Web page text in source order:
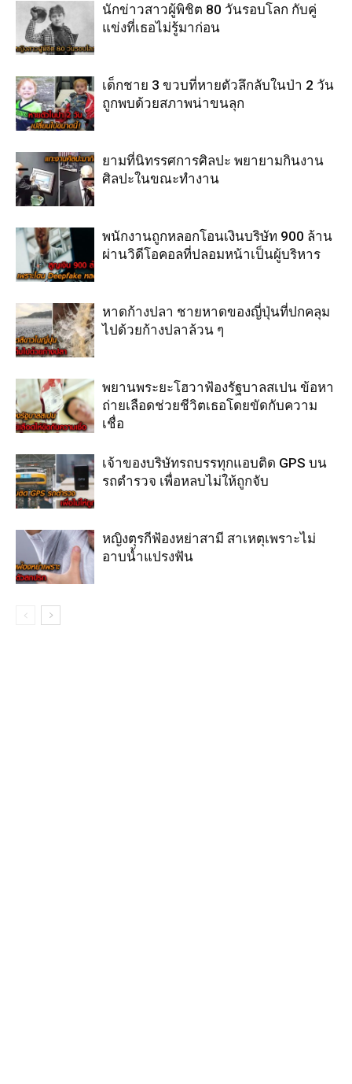
นักข่าวสาวผู้พิชิต 80 วันรอบโลก กับคู่
แข่งที่เธอไม่รู้มาก่อน
เด็กชาย 3 ขวบที่หายตัวลึกลับในป่า 2 วัน
ถูกพบด้วยสภาพน่าขนลุก
ยามที่นิทรรศการศิลปะ พยายามกินงาน
ศิลปะในขณะทำงาน
พนักงานถูกหลอกโอนเงินบริษัท 900 ล้าน
ผ่านวิดีโอคอลที่ปลอมหน้าเป็นผู้บริหาร
หาดก้างปลา ชายหาดของญี่ปุ่นที่ปกคลุม
ไปด้วยก้างปลาล้วน ๆ
พยานพระยะโฮวาฟ้องรัฐบาลสเปน ข้อหา
ถ่ายเลือดช่วยชีวิตเธอโดยขัดกับความ
เชื่อ
เจ้าของบริษัทรถบรรทุกแอบติด GPS บน
รถตำรวจ เพื่อหลบไม่ให้ถูกจับ
หญิงตุรกีฟ้องหย่าสามี สาเหตุเพราะไม่
อาบน้ำแปรงฟัน